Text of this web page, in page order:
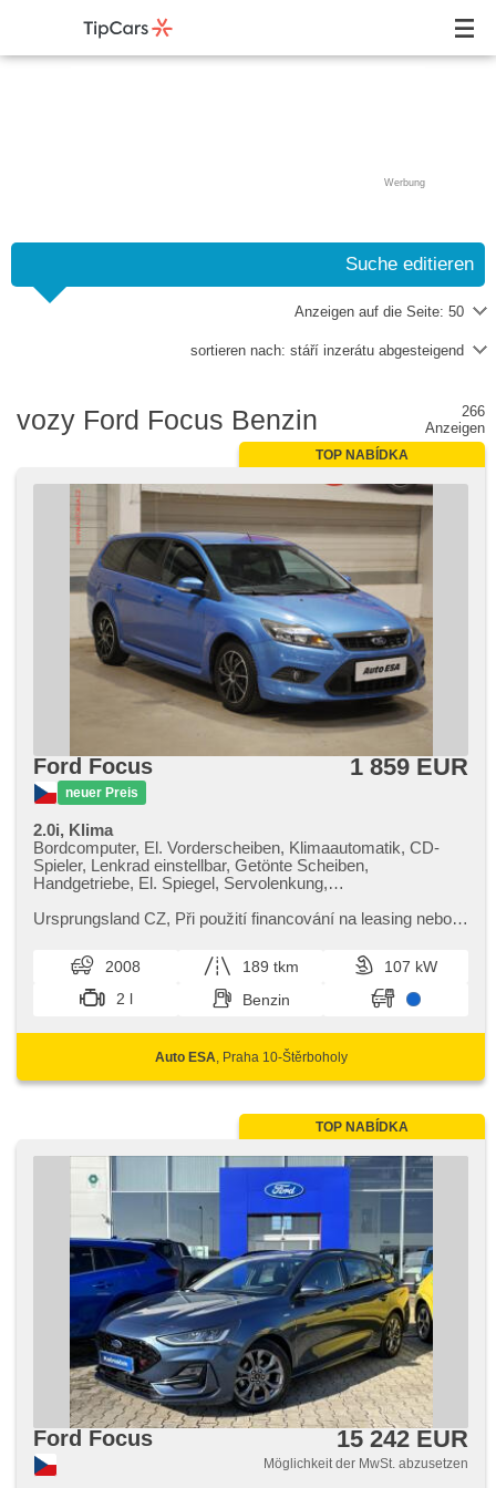
Werbung
Suche editieren
Anzeigen auf die Seite: 50
sortieren nach: stáří inzerátu abgesteigend
vozy Ford Focus Benzin
266
Anzeigen
TOP NABÍDKA
Ford Focus
neuer Preis
1 859 EUR
2.0i, Klima
Bordcomputer, El. Vorderscheiben, Klimaautomatik, CD-
Spieler, Lenkrad einstellbar, Getönte Scheiben,
Handgetriebe, El. Spiegel, Servolenkung,
Zentralverriegelung mit Funkfernbedienung,
Wegfahrsperre, 4x Airbag
Ursprungsland CZ,​ Při použití financování na leasing nebo
svátků) 9.00​-22.0...
2008 189 tkm
107 kW
2 l
Benzin
Auto ESA , Praha 10-Štěrboholy
TOP NABÍDKA
Ford Focus 15 242 EUR
Möglichkeit der MwSt. abzusetzen